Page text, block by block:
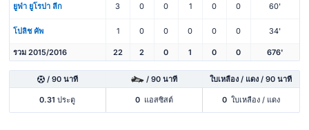
ยูฟ่า ยูโรปา ลีก 3 0 0 1 0 0 60'
โปลิช คัพ 1 0 0 0 0 0 34'
รวม 2015/2016 22 2 0 1 0 0 676'
/ 90 นาที / 90 นาที ใบเหลือง / แดง / 90 นาที
0.31 ประตู 0 แอสซิสต์ 0 ใบเหลือง / แดง